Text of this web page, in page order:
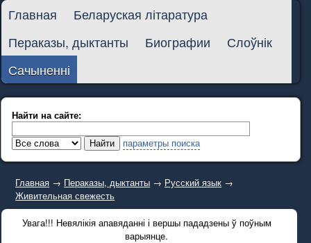
Главная
Беларуская літаратура
Пераказы, дыктанты
Биографии
Слоўнік
Сачыненні
Найти на сайте:
параметры поиска
Главная → Пераказы, дыктанты → Русский язык →
Живительная свежесть
Увага!!! Невялікія апавяданні і вершы пададзены ў поўным
варыянце.